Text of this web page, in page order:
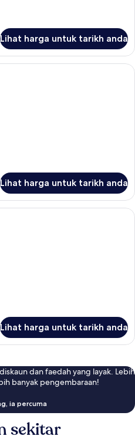
Lihat harga untuk tarikh anda
Luxury Apartment | 2 bilik tidur, peti
Lihat harga untuk tarikh anda
2 bilik tidur, peti besi dalam bilik,
Lihat harga untuk tarikh anda
dan faedah yang layak. Lebih
banyak pengembaraan!
ia percuma
sekitar